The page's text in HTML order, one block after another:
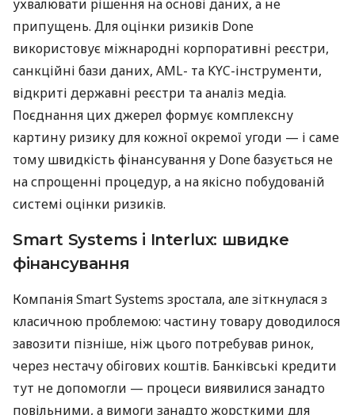
ухвалювати рішення на основі даних, а не
припущень. Для оцінки ризиків Done
використовує міжнародні корпоративні реєстри,
санкційні бази даних, AML- та KYC-інструменти,
відкриті державні реєстри та аналіз медіа.
Поєднання цих джерел формує комплексну
картину ризику для кожної окремої угоди — і саме
тому швидкість фінансування у Done базується не
на спрощенні процедур, а на якісно побудованій
системі оцінки ризиків.
Smart Systems і Interlux: швидке
фінансування
Компанія Smart Systems зростала, але зіткнулася з
класичною проблемою: частину товару доводилося
завозити пізніше, ніж цього потребував ринок,
через нестачу обігових коштів. Банківські кредити
тут не допомогли — процеси виявилися занадто
повільними, а вимоги занадто жорсткими для